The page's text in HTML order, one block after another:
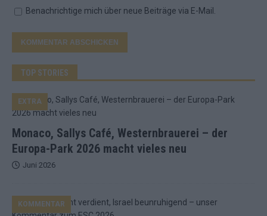
Benachrichtige mich über neue Beiträge via E-Mail.
TOP STORIES
Monaco, Sallys Café, Westernbrauerei – der
Europa-Park 2026 macht vieles neu
EXTRA
Juni 2026
KOMMENTAR